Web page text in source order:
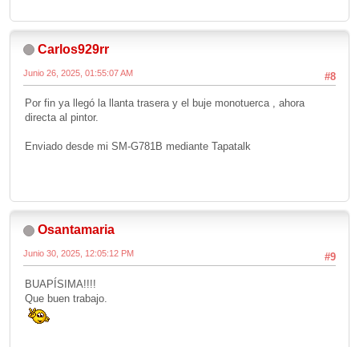
Carlos929rr
#8
Junio 26, 2025, 01:55:07 AM
Por fin ya llegó la llanta trasera y el buje monotuerca , ahora
directa al pintor.
Enviado desde mi SM-G781B mediante Tapatalk
Osantamaria
#9
Junio 30, 2025, 12:05:12 PM
BUAPÍSIMA!!!!
Que buen trabajo.